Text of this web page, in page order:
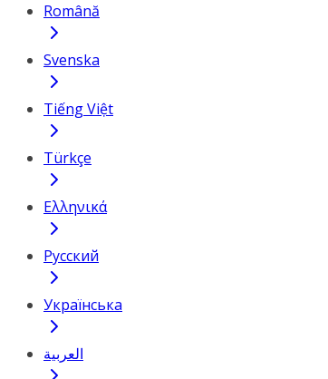
Română
Svenska
Tiếng Việt
Türkçe
Ελληνικά
Русский
Українська
العربية